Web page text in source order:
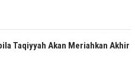
Taqiyyah Akan Meriahkan Akhir